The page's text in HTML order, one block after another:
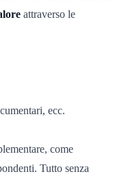
attraverso le
ecc.
come
Tutto senza